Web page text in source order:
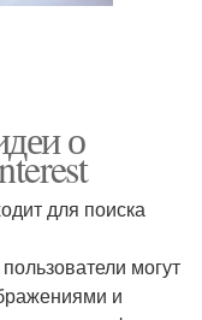
о
для поиска
могут
и